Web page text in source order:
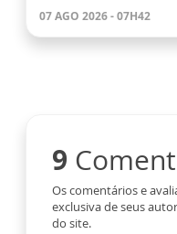
07 AGO 2026 - 07H42
9
Os comentários e
exclusiva de seus
do site.